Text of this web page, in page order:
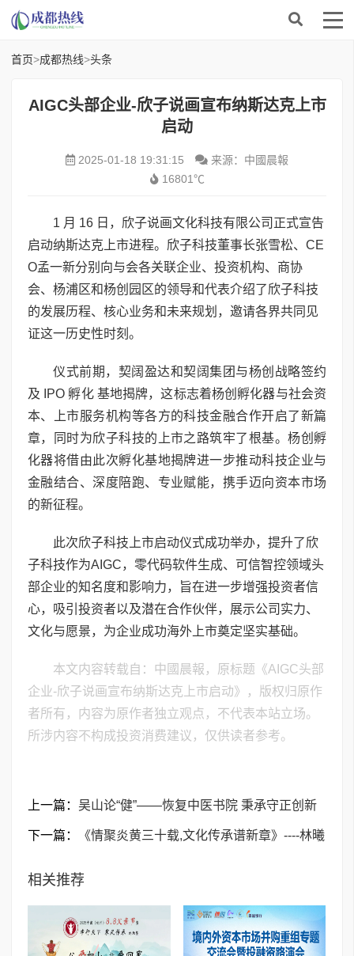
首页>成都热线>头条
AIGC头部企业-欣子说画宣布纳斯达克上市
启动
2025-01-18 19:31:15
来源：中國晨報
16801℃
1 月 16 日，欣子说画文化科技有限公司正式宣告
启动纳斯达克上市进程。欣子科技董事长张雪松、CE
O孟一新分别向与会各关联企业、投资机构、商协
会、杨浦区和杨创园区的领导和代表介绍了欣子科技
的发展历程、核心业务和未来规划，邀请各界共同见
证这一历史性时刻。
仪式前期，契阔盈达和契阔集团与杨创战略签约
及 IPO 孵化 基地揭牌，这标志着杨创孵化器与社会资
本、上市服务机构等各方的科技金融合作开启了新篇
章，同时为欣子科技的上市之路筑牢了根基。杨创孵
化器将借由此次孵化基地揭牌进一步推动科技企业与
金融结合、深度陪跑、专业赋能，携手迈向资本市场
的新征程。
此次欣子科技上市启动仪式成功举办，提升了欣
子科技作为AIGC，零代码软件生成、可信智控领域头
部企业的知名度和影响力，旨在进一步增强投资者信
心，吸引投资者以及潜在合作伙伴，展示公司实力、
文化与愿景，为企业成功海外上市奠定坚实基础。
本文内容转载自：中國晨報，原标题《AIGC头部
企业-欣子说画宣布纳斯达克上市启动》，版权归原作
者所有，内容为原作者独立观点，不代表本站立场。
所涉内容不构成投资消费建议，仅供读者参考。
上一篇： 吴山论“健”——恢复中医书院 秉承守正创新
下一篇： 《情聚炎黄三十载,文化传承谱新章》----林曦
相关推荐